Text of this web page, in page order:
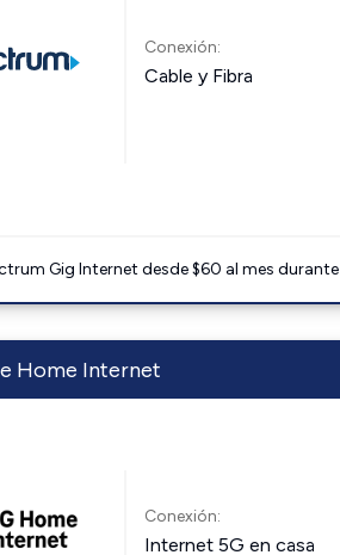
Conexión:
Cable y Fibra
Gig Internet desde $60 al mes
Home Internet
Conexión:
Internet 5G en casa